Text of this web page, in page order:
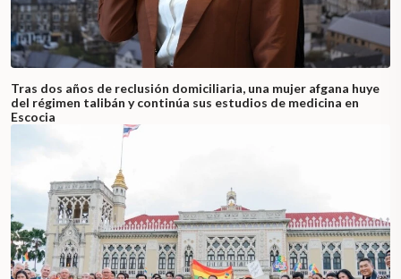
Tras dos años de reclusión domiciliaria, una mujer afgana huye
del régimen talibán y continúa sus estudios de medicina en
Escocia